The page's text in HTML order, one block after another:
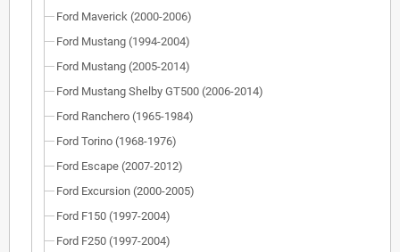
Ford Maverick (2000-2006)
Ford Mustang (1994-2004)
Ford Mustang (2005-2014)
Ford Mustang Shelby GT500 (2006-2014)
Ford Ranchero (1965-1984)
Ford Torino (1968-1976)
Ford Escape (2007-2012)
Ford Excursion (2000-2005)
Ford F150 (1997-2004)
Ford F250 (1997-2004)